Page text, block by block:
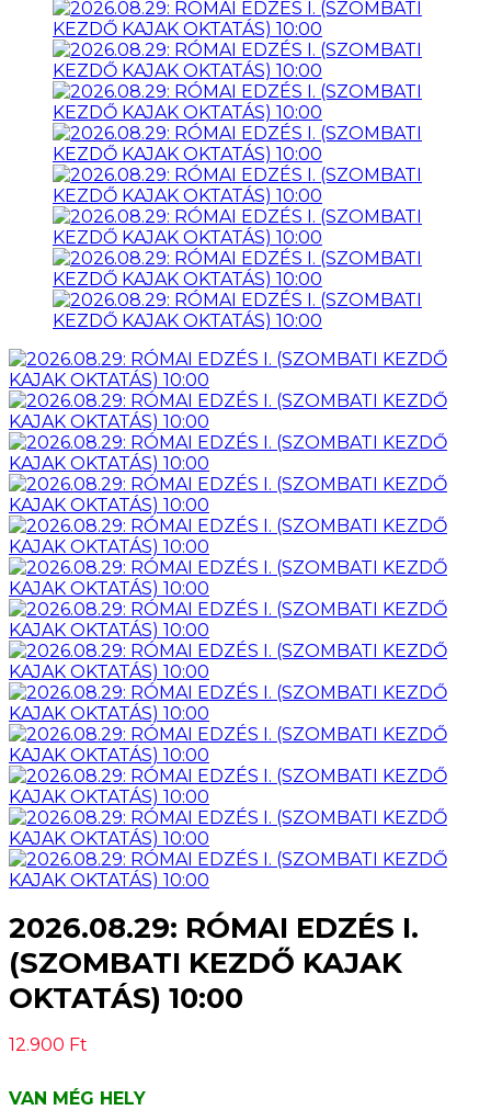
2026.08.29: RÓMAI EDZÉS I.
(SZOMBATI KEZDŐ KAJAK
OKTATÁS) 10:00
12.900 Ft
VAN MÉG HELY